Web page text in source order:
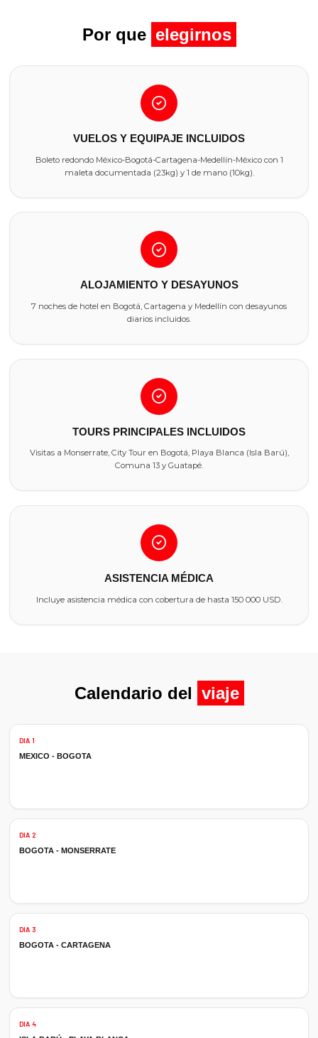
Por que elegirnos
VUELOS Y EQUIPAJE INCLUIDOS
Boleto redondo México-Bogotá-Cartagena-Medellín-México con 1
maleta documentada (23kg) y 1 de mano (10kg).
ALOJAMIENTO Y DESAYUNOS
7 noches de hotel en Bogotá, Cartagena y Medellín con desayunos
diarios incluidos.
TOURS PRINCIPALES INCLUIDOS
Visitas a Monserrate, City Tour en Bogotá, Playa Blanca (Isla Barú),
Comuna 13 y Guatapé.
ASISTENCIA MÉDICA
Incluye asistencia médica con cobertura de hasta 150 000 USD.
Calendario del viaje
DIA 1
MEXICO - BOGOTA
DIA 2
BOGOTA - MONSERRATE
DIA 3
BOGOTA - CARTAGENA
DIA 4